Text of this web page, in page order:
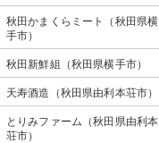
秋田かまくらミート（秋田県横
手市）
秋田新鮮組（秋田県横手市）
天寿酒造（秋田県由利本荘市）
とりみファーム（秋田県由利本
荘市）